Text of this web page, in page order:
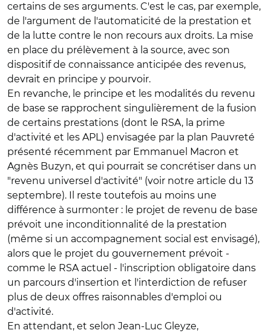
certains de ses arguments. C'est le cas, par exemple,
de l'argument de l'automaticité de la prestation et
de la lutte contre le non recours aux droits. La mise
en place du prélèvement à la source, avec son
dispositif de connaissance anticipée des revenus,
devrait en principe y pourvoir.
En revanche, le principe et les modalités du revenu
de base se rapprochent singulièrement de la fusion
de certains prestations (dont le RSA, la prime
d'activité et les APL) envisagée par la plan Pauvreté
présenté récemment par Emmanuel Macron et
Agnès Buzyn, et qui pourrait se concrétiser dans un
"revenu universel d'activité" (voir notre article du 13
septembre). Il reste toutefois au moins une
différence à surmonter : le projet de revenu de base
prévoit une inconditionnalité de la prestation
(même si un accompagnement social est envisagé),
alors que le projet du gouvernement prévoit -
comme le RSA actuel - l'inscription obligatoire dans
un parcours d'insertion et l'interdiction de refuser
plus de deux offres raisonnables d'emploi ou
d'activité.
En attendant, et selon Jean-Luc Gleyze,